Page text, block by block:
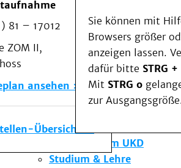
Wählen Sie ein Thema für Ihren
81 – 17012
ZOM II,
ansehen
Übersicht
Sie können mit
Browsers größer
anzeigen lassen.
dafür bitte STRG
Mit STRG o
zur
Als Patient am UKD
Beratung und
Veranstaltungen
Kommunikation im
Notfall
Forschung & Lehre
Die Institute des UKD
Forschung am UKD
Studium & Lehre